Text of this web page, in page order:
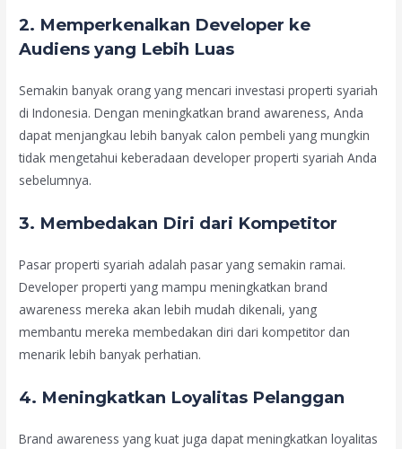
2. Memperkenalkan Developer ke
Audiens yang Lebih Luas
Semakin banyak orang yang mencari investasi properti syariah
di Indonesia. Dengan meningkatkan brand awareness, Anda
dapat menjangkau lebih banyak calon pembeli yang mungkin
tidak mengetahui keberadaan developer properti syariah Anda
sebelumnya.
3. Membedakan Diri dari Kompetitor
Pasar properti syariah adalah pasar yang semakin ramai.
Developer properti yang mampu meningkatkan brand
awareness mereka akan lebih mudah dikenali, yang
membantu mereka membedakan diri dari kompetitor dan
menarik lebih banyak perhatian.
4. Meningkatkan Loyalitas Pelanggan
Brand awareness yang kuat juga dapat meningkatkan loyalitas